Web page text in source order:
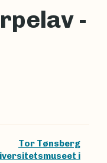
-
Tor Tønsberg
i